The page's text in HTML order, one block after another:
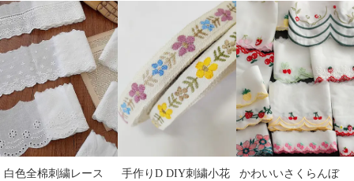
白色全棉刺繍レース
手作りD DIY刺繍小花
かわいいさくらんぼ